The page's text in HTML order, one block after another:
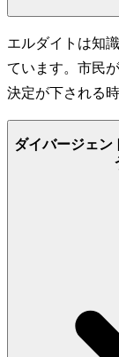
エルダイトは知
ています。市民
決定が下される
ダイバージェン